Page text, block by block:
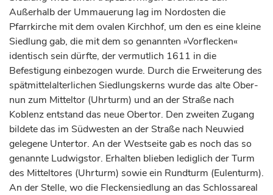
Außerhalb der Ummauerung lag im Nordosten die
Pfarrkirche mit dem ovalen Kirchhof, um den es eine kleine
Siedlung gab, die mit dem so genannten »Vorflecken«
identisch sein dürfte, der vermutlich 1611 in die
Befestigung einbezogen wurde. Durch die Erweiterung des
spätmittelalterlichen Siedlungskerns wurde das alte Ober-
nun zum Mitteltor (Uhrturm) und an der Straße nach
Koblenzentstand das neue Obertor. Den zweiten Zugang
bildete das im Südwesten an der Straße nach Neuwied
gelegene Untertor. An der Westseite gab es noch das so
genannte Ludwigstor. Erhalten blieben lediglich der Turm
des Mitteltores (Uhrturm) sowie ein Rundturm (Eulenturm).
An der Stelle, wo die Fleckensiedlung an das Schlossareal